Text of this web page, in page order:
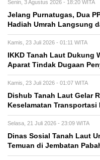
Senin, 3 Agustus 2026 - 18:20 WITA
Jelang Purnatugas, Dua
Hadiah Umrah Langsung
Kamis, 23 Juli 2026 - 01:11 WITA
IKKD Tanah Laut Dukung
Aparat Tindak Dugaan
Kamis, 23 Juli 2026 - 01:07 WITA
Dishub Tanah Laut Gelar
Keselamatan
Selasa, 21 Juli 2026 - 23:09 WITA
Dinas Sosial Tanah Laut
Temuan di Jembatan